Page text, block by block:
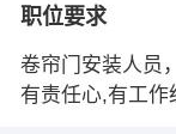
职位要求
卷帘门安装人员
有责任心,有工作